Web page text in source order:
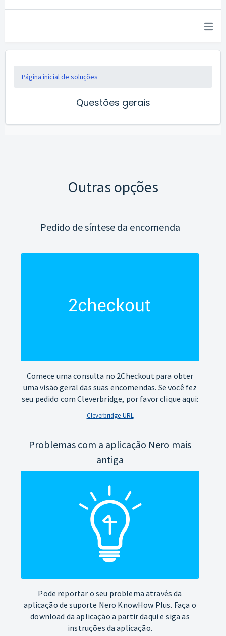
Página inicial de soluções
Questões gerais
Outras opções
Pedido de síntese da encomenda
Comece uma consulta no 2Checkout para obter
uma visão geral das suas encomendas. Se você fez
seu pedido com Cleverbridge, por favor clique aqui:
Cleverbridge-URL
Problemas com a aplicação Nero mais
antiga
Pode reportar o seu problema através da
aplicação de suporte Nero KnowHow Plus. Faça o
download da aplicação a partir daqui e siga as
instruções da aplicação.